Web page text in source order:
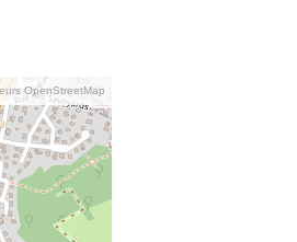
OpenStreetMap